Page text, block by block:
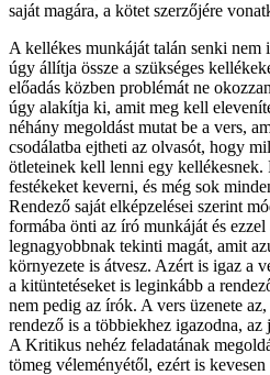
saját magára, a kötet szerzőjére
A kellékes munkáját talán senki nem
úgy állítja össze a szükséges
előadás közben problémát ne
úgy alakítja ki, amit meg kell
néhány megoldást mutat be a vers,
csodálatba ejtheti az olvasót, hogy
ötleteinek kell lenni egy kellékesnek.
festékeket keverni, és még sok
Rendező saját elképzelései szerint
formába önti az író munkáját és ezzel
legnagyobbnak tekinti magát, amit
környezete is átvesz. Azért is igaz a
a kitüntetéseket is leginkább a
nem pedig az írók. A vers üzenete
rendező is a többiekhez igazodna, az
A Kritikus nehéz feladatának
tömeg véleményétől, ezért is